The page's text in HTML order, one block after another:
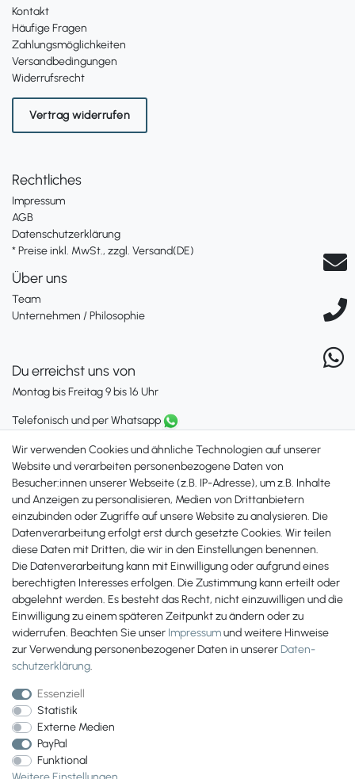
Kontakt
Häufige Fragen
Zahlungsmöglichkeiten
Versandbedingungen
Widerrufsrecht
Vertrag widerrufen
Rechtliches
Impressum
AGB
Datenschutzerklärung
* Preise inkl. MwSt., zzgl. Versand(DE)
Über uns
Team
Unternehmen / Philosophie
Du erreichst uns von
Montag bis Freitag 9 bis 16 Uhr
Telefonisch und per Whatsapp
+49 561 287 907 84
Zahlungsmöglichkeiten
Wir verwenden Cookies und ähnliche Technologien auf unserer
Website und verarbeiten personenbezogene Daten von
Besucher:innen unserer Webseite (z.B. IP-Adresse), um z.B. Inhalte
und Anzeigen zu personalisieren, Medien von Drittanbietern
einzubinden oder Zugriffe auf unsere Website zu analysieren. Die
Datenverarbeitung erfolgt erst durch gesetzte Cookies. Wir teilen
diese Daten mit Dritten, die wir in den Einstellungen benennen.
Die Datenverarbeitung kann mit Einwilligung oder aufgrund eines
berechtigten Interesses erfolgen. Die Zustimmung kann erteilt oder
abgelehnt werden. Es besteht das Recht, nicht einzuwilligen und die
Einwilligung zu einem späteren Zeitpunkt zu ändern oder zu
widerrufen. Beachten Sie unser Impressumund weitere Hinweise
zur Verwendung personenbezogener Daten in unsererDaten­
schutz­erklärung.
Essenziell
Statistik
Externe Medien
PayPal
Funktional